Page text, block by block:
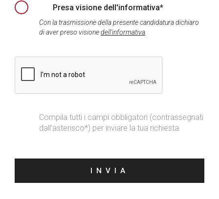
Presa visione dell'informativa*
Con la trasmissione della presente candidatura dichiaro
di aver preso visionedell'informativa
Compila tutti i campi obbligatori (contrassegnati
dall’asterisco*) per inviare la tua richiesta.